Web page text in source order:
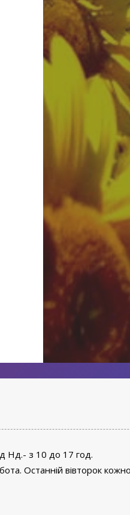
Нд.- з 10 до 17 год.
Останній вівторок